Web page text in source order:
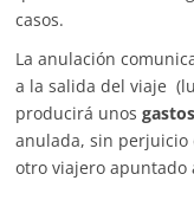
casos.
La anulación
a la salida del viaje
producirá unos
anulada, sin perjuicio
otro viajero apuntado